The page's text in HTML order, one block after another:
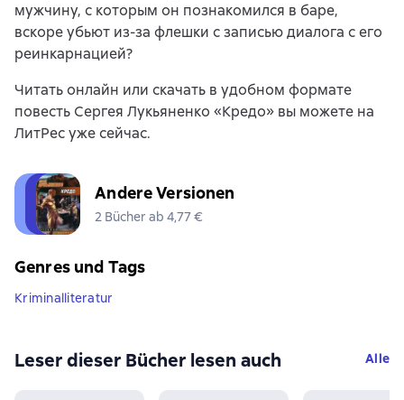
мужчину, с которым он познакомился в баре,
вскоре убьют из-за флешки с записью диалога с его
реинкарнацией?
Читать онлайн или скачать в удобном формате
повесть Сергея Лукьяненко «Кредо» вы можете на
ЛитРес уже сейчас.
Andere Versionen
2 Bücher ab 4,77 €
Genres und Tags
Kriminalliteratur
Leser dieser Bücher lesen auch Alle